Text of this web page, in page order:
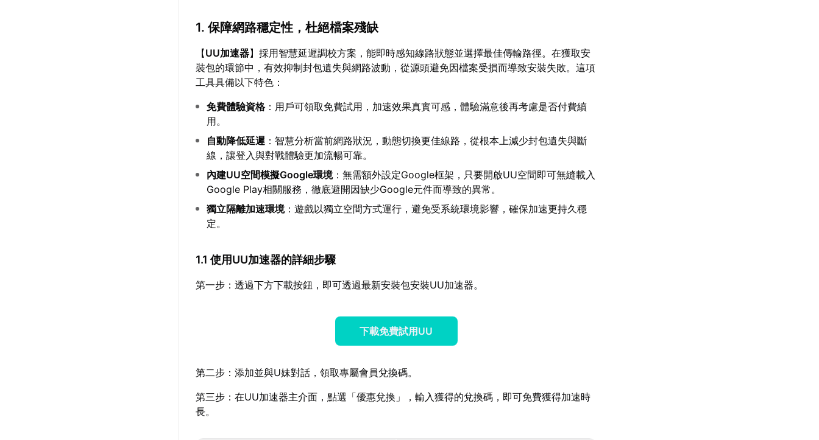
1. 保障網路穩定性，杜絕檔案殘缺
【UU加速器】採用智慧延遲調校方案，能即時感知線路狀態並選擇最佳傳輸路徑。在獲取安
裝包的環節中，有效抑制封包遺失與網路波動，從源頭避免因檔案受損而導致安裝失敗。這項
工具具備以下特色：
免費體驗資格：用戶可領取免費試用，加速效果真實可感，體驗滿意後再考慮是否付費續
用。
自動降低延遲 ：智慧分析當前網路狀況，動態切換更佳線路，從根本上減少封包遺失與斷
線，讓登入與對戰體驗更加流暢可靠。
內建UU空間模擬Google環境：無需額外設定Google框架，只要開啟UU空間即可無縫載入
Google Play相關服務，徹底避開因缺少Google元件而導致的異常。
獨立隔離加速環境：遊戲以獨立空間方式運行，避免受系統環境影響，確保加速更持久穩
定。
1.1 使用UU加速器的詳細步驟
第一步：透過下方下載按鈕，即可透過最新安裝包安裝UU加速器。
下載免費試用UU
第二步：添加並與U妹對話，領取專屬會員兌換碼。
第三步：在UU加速器主介面，點選「優惠兌換」，輸入獲得的兌換碼，即可免費獲得加速時
長。